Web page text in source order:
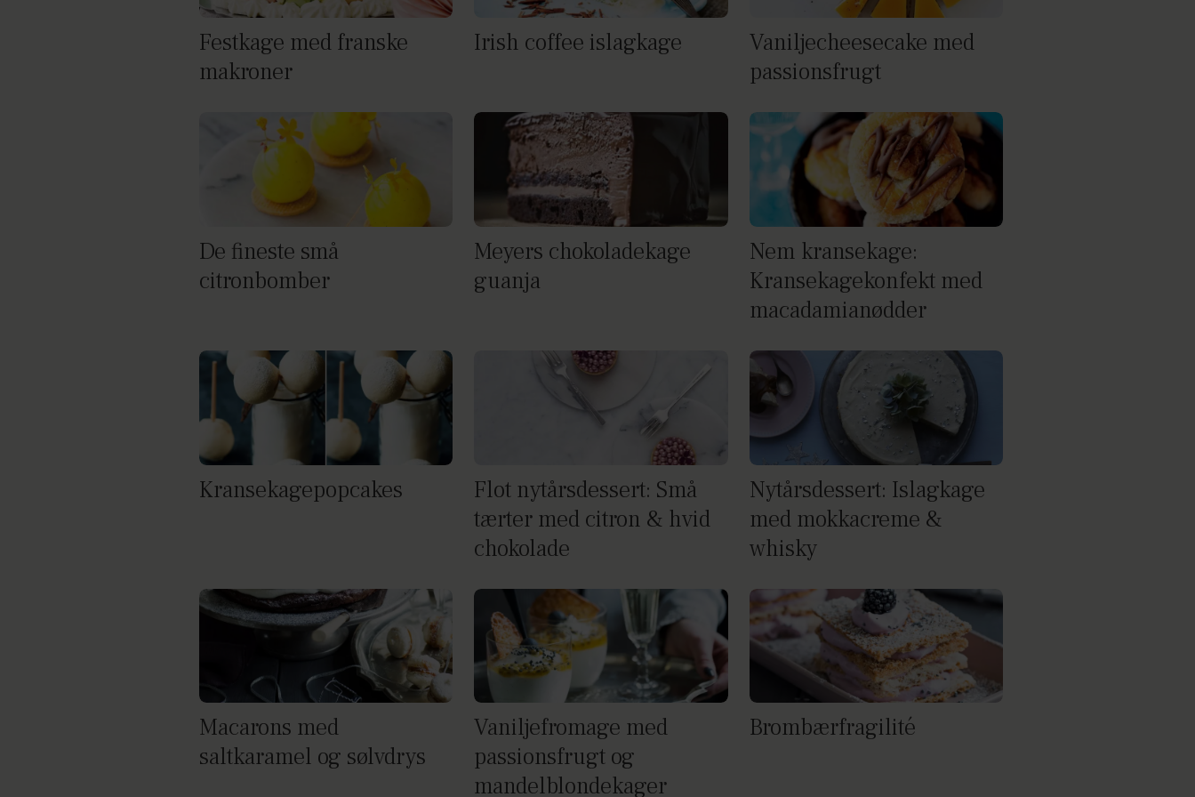
Festkage med franske
makroner
Irish coffee islagkage
Vaniljecheesecake med
passionsfrugt
De fineste små
citronbomber
Meyers chokoladekage
guanja
Nem kransekage:
Kransekagekonfekt med
macadamianødder
Kransekagepopcakes
Flot nytårsdessert: Små
tærter med citron & hvid
chokolade
Nytårsdessert: Islagkage
med mokkacreme &
whisky
Macarons med
saltkaramel og sølvdrys
Vaniljefromage med
passionsfrugt og
mandelblondekager
Brombærfragilité